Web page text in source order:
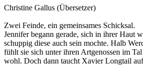
Christine Gallus (Übersetzer)
Zwei Feinde, ein gemeinsames Schicksal.
Jennifer begann gerade, sich in ihrer Haut
schuppig diese auch sein mochte. Halb
fühlt sie sich unter ihren Artgenossen im
wohl. Doch dann taucht Xavier Longtail